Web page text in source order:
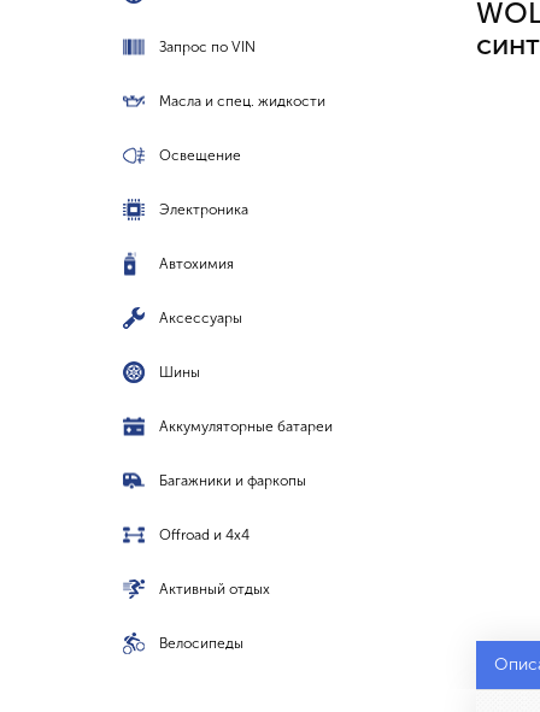
Запрос по VIN
Масла и спец. жидкости
Освещение
Электроника
Автохимия
Аксессуары
Шины
Аккумуляторные батареи
Багажники и фаркопы
Offroad и 4x4
Активный отдых
Велосипеды